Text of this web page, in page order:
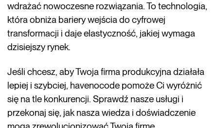
wdrażać nowoczesne rozwiązania. To technologia,
która obniża bariery wejścia do cyfrowej
transformacji i daje elastyczność, jakiej wymaga
dzisiejszy rynek.
Jeśli chcesz, aby Twoja firma produkcyjna działała
lepiej i szybciej, havenocode pomoże Ci wyróżnić
się na tle konkurencji. Sprawdź nasze usługi i
przekonaj się, jak nasza wiedza i doświadczenie